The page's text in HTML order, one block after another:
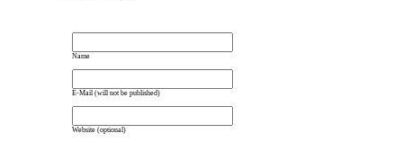
Name
E-Mail (will not be published)
Website (optional)